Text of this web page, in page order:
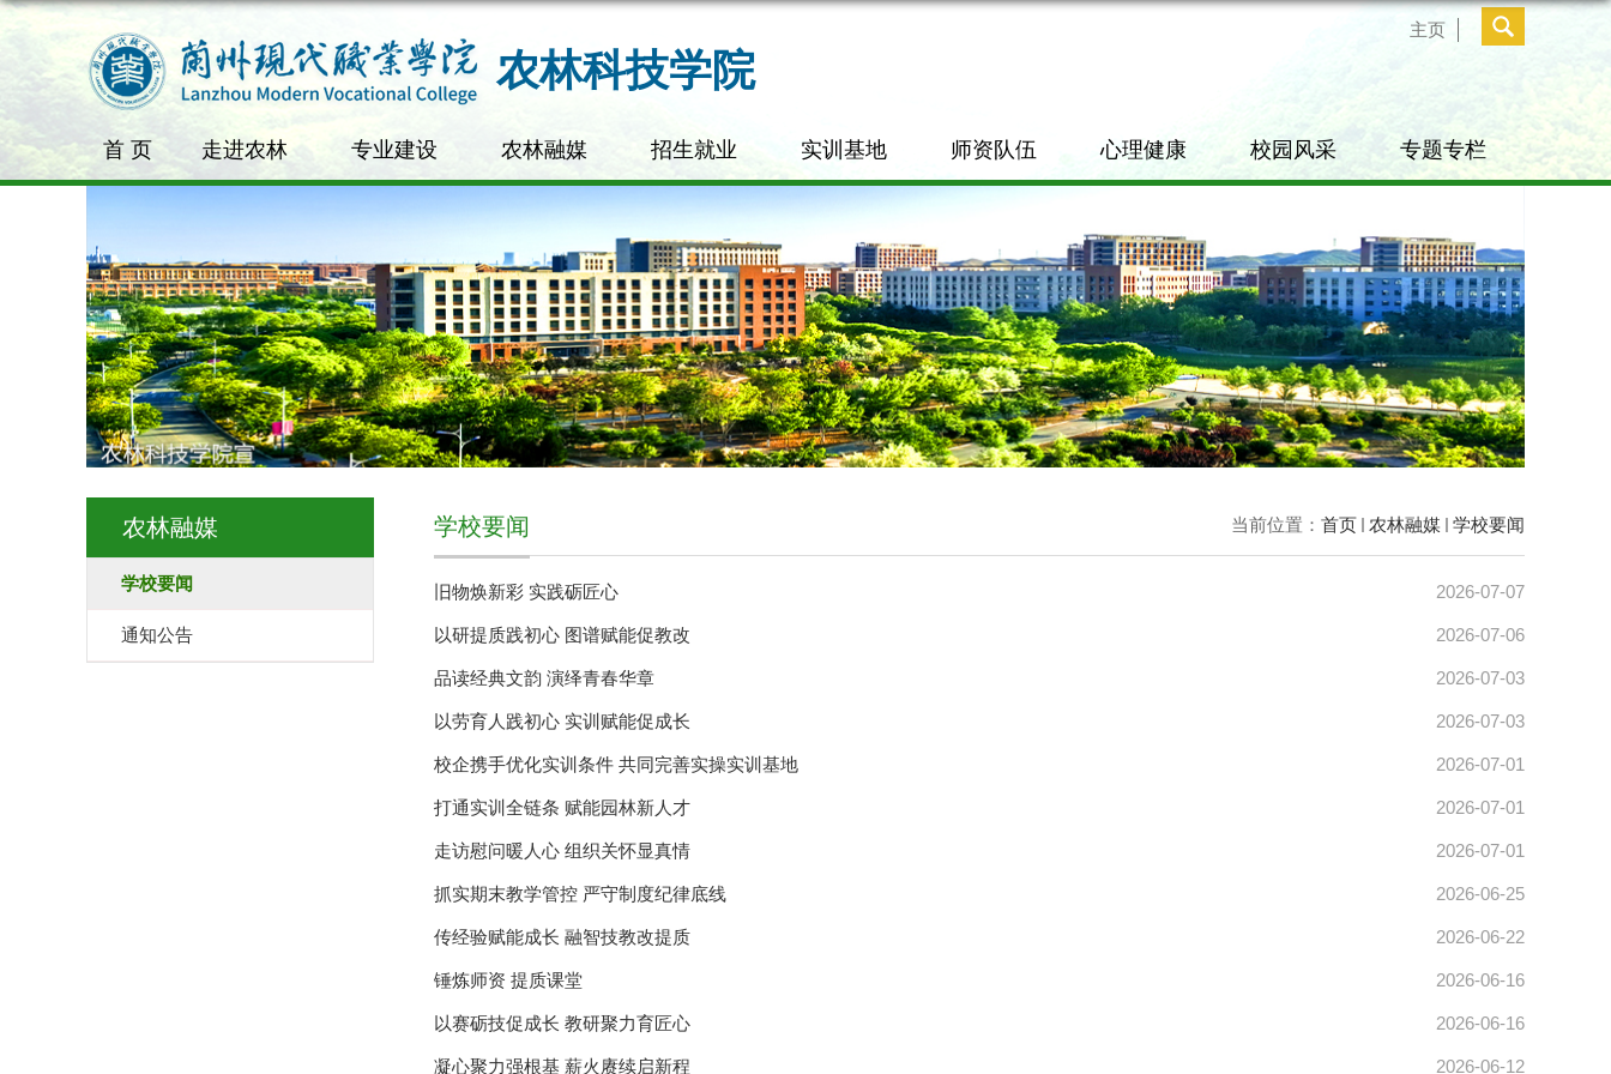
农林科技学院
主页
首 页 走进农林 专业建设 农林融媒 招生就业 实训基地 师资队伍 心理健康 校园风采 专题专栏
农林融媒
学校要闻
通知公告
当前位置： 首页 农林融媒 学校要闻
学校要闻
旧物焕新彩 实践砺匠心 2026-07-07
以研提质践初心 图谱赋能促教改 2026-07-06
品读经典文韵 演绎青春华章 2026-07-03
以劳育人践初心 实训赋能促成长 2026-07-03
校企携手优化实训条件 共同完善实操实训基地 2026-07-01
打通实训全链条 赋能园林新人才 2026-07-01
走访慰问暖人心 组织关怀显真情 2026-07-01
抓实期末教学管控 严守制度纪律底线 2026-06-25
传经验赋能成长 融智技教改提质 2026-06-22
锤炼师资 提质课堂 2026-06-16
以赛砺技促成长 教研聚力育匠心 2026-06-16
凝心聚力强根基 薪火赓续启新程 2026-06-12